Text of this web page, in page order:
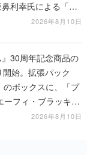
利幸氏による「ビ
2026年8月10日
』30周年記念商品の
始。拡張パック
のボックスに、「プ
ーフィ・ブラッキ
」の計3商品2026年8月10日